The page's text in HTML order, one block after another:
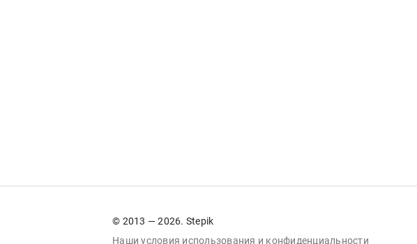
© 2013 — 2026. Stepik
Наши условия использования и конфиденциальности